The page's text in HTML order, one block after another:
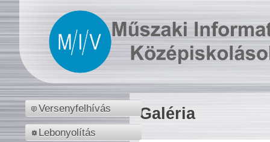
Versenyfelhívás
Lebonyolítás
Galéria